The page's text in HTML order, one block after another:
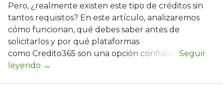
Pero, ¿realmente existen este tipo de créditos sin
tantos requisitos? En este artículo, analizaremos
cómo funcionan, qué debes saber antes de
solicitarlos y por qué plataformas
como Credito365 son una opción confiable.